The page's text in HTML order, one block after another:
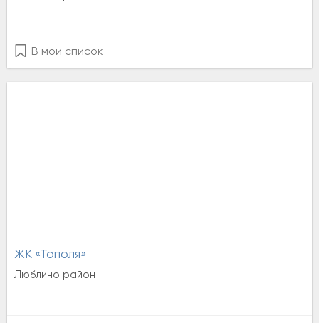
В мой список
ЖК «Тополя»
Люблино район